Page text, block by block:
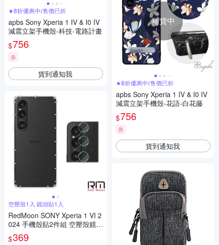
★8折優惠中(售價已折
apbs Sony Xperia 1 IV & I0 IV
減震立架手機殼-科技-電路計畫
$756
券
貨到通知我
空壓殼1入 鏡頭貼1入
RedMoon SONY Xperia 1 VI 2
024 手機殼貼2件組 空壓殼鏡頭
增高版+厚版鏡頭貼
$369
補貨中
★8折優惠中(售價已折
apbs Sony Xperia 1 IV & I0 IV
減震立架手機殼-花語-白花藤
$756
券
貨到通知我